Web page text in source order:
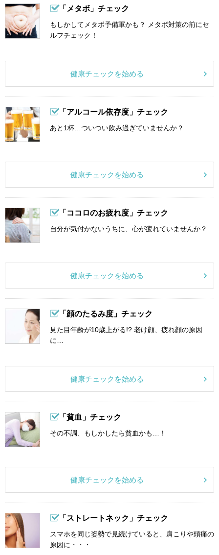
「メタボ」チェック
もしかしてメタボ予備軍かも？ メタボ対策の前にセ
ルフチェック！
健康チェックを始める
「アルコール依存度」チェック
あと1杯…ついつい飲み過ぎていませんか？
健康チェックを始める
「ココロのお疲れ度」チェック
自分が気付かないうちに、心が疲れていませんか？
健康チェックを始める
「顔のたるみ度」チェック
見た目年齢が10歳上がる!? 老け顔、疲れ顔の原因
に…
健康チェックを始める
「貧血」チェック
その不調、もしかしたら貧血かも…！
健康チェックを始める
「ストレートネック」チェック
スマホを同じ姿勢で見続けていると、肩こりや頭痛の
原因に・・・